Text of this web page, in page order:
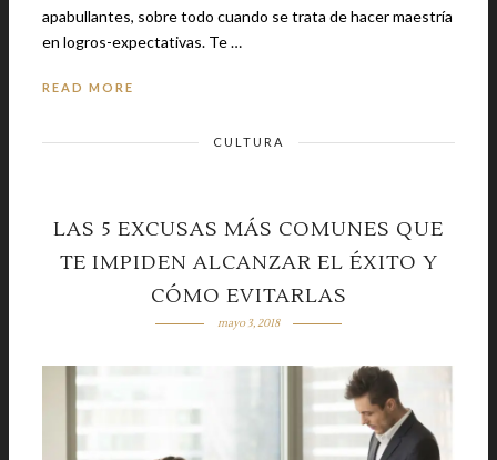
apabullantes, sobre todo cuando se trata de hacer maestría
en logros-expectativas. Te …
READ MORE
CULTURA
LAS 5 EXCUSAS MÁS COMUNES QUE
TE IMPIDEN ALCANZAR EL ÉXITO Y
CÓMO EVITARLAS
mayo 3, 2018